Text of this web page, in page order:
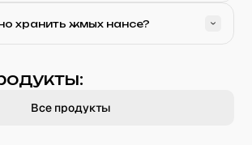
хранить жмых нансе?
Все продукты